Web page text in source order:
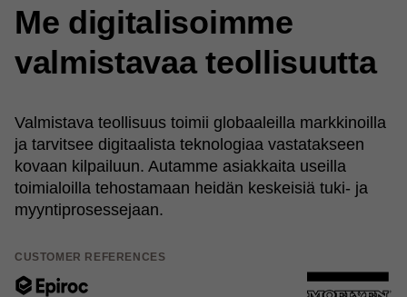
Me digitalisoimme
valmistavaa teollisuutta
Valmistava teollisuus toimii globaaleilla markkinoilla
ja tarvitsee digitaalista teknologiaa vastatakseen
kovaan kilpailuun. Autamme asiakkaita useilla
toimialoilla tehostamaan heidän keskeisiä tuki- ja
myyntiprosessejaan.
CUSTOMER REFERENCES